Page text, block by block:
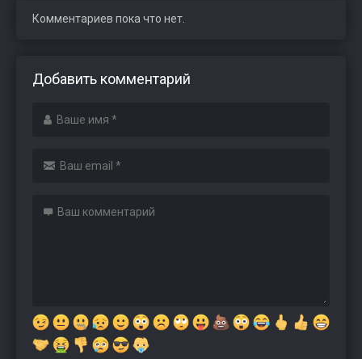
Комментариев пока что нет.
Добавить комментарий